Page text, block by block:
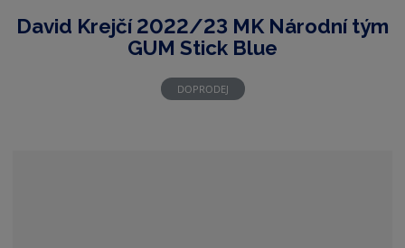
t
í
David Krejčí 2022/23 MK Národní tým
GUM Stick Blue
DOPRODEJ